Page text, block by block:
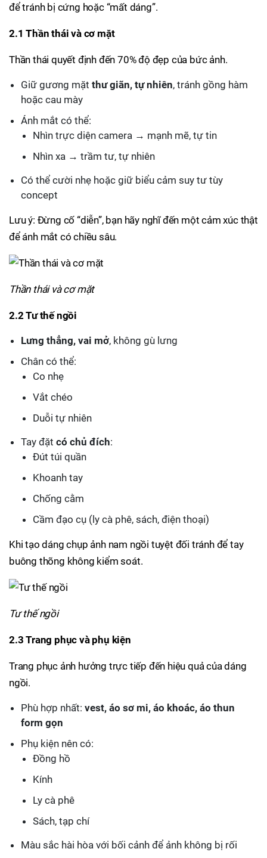
để tránh bị cứng hoặc “mất dáng”.
2.1 Thần thái và cơ mặt
Thần thái quyết định đến 70% độ đẹp của bức ảnh.
Giữ gương mặt thư giãn, tự nhiên, tránh gồng hàm
hoặc cau mày
Ánh mắt có thể:
Nhìn trực diện camera → mạnh mẽ, tự tin
Nhìn xa → trầm tư, tự nhiên
Có thể cười nhẹ hoặc giữ biểu cảm suy tư tùy
concept
Lưu ý: Đừng cố “diễn”, bạn hãy nghĩ đến một cảm xúc thật
để ánh mắt có chiều sâu.
Thần thái và cơ mặt
2.2 Tư thế ngồi
Lưng thẳng, vai mở, không gù lưng
Chân có thể:
Co nhẹ
Vắt chéo
Duỗi tự nhiên
Tay đặt có chủ đích:
Đút túi quần
Khoanh tay
Chống cằm
Cầm đạo cụ (ly cà phê, sách, điện thoại)
Khi tạo dáng chụp ảnh nam ngồi tuyệt đối tránh để tay
buông thõng không kiểm soát.
Tư thế ngồi
2.3 Trang phục và phụ kiện
Trang phục ảnh hưởng trực tiếp đến hiệu quả của dáng
ngồi.
Phù hợp nhất: vest, áo sơ mi, áo khoác, áo thun
form gọn
Phụ kiện nên có:
Đồng hồ
Kính
Ly cà phê
Sách, tạp chí
Màu sắc hài hòa với bối cảnh để ảnh không bị rối